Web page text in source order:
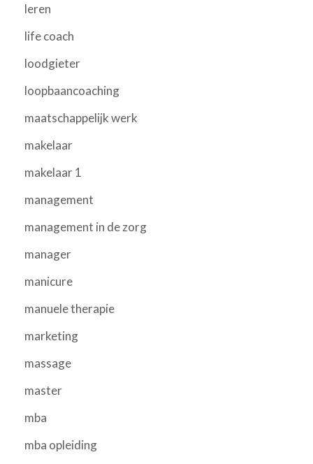
leren
life coach
loodgieter
loopbaancoaching
maatschappelijk werk
makelaar
makelaar 1
management
management in de zorg
manager
manicure
manuele therapie
marketing
massage
master
mba
mba opleiding